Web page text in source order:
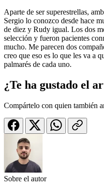
Aparte de ser superestrellas,
Sergio lo conozco desde hace
de diez y Rudy igual. Los dos
selección y fueron pacientes
mucho. Me parecen dos
creo que eso es lo que les va a
palmarés de cada uno.
¿Te ha gustado el
Compártelo con quien también
Sobre el autor